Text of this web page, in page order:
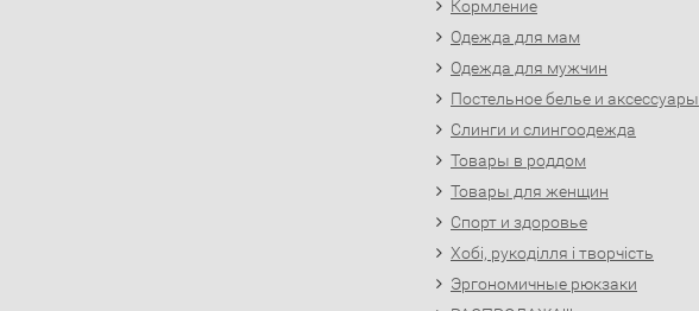
Кормление
Одежда для мам
Одежда для мужчин
Постельное белье и аксессуары
Слинги и слингоодежда
Товары в роддом
Товары для женщин
Спорт и здоровье
Хобі, рукоділля і творчість
Эргономичные рюкзаки